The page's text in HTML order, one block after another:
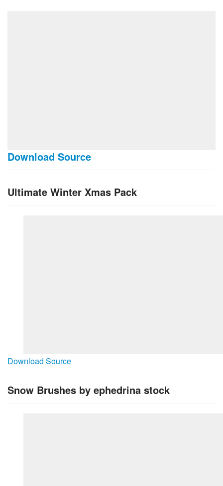
Download Source
Ultimate Winter Xmas Pack
Download Source
Snow Brushes by ephedrina stock